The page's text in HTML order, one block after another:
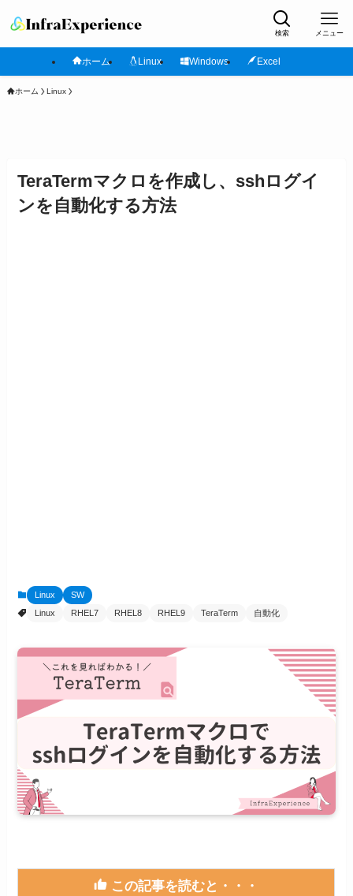
検索 メニュー
ホーム Linux Windows Excel
ホーム Linux
TeraTermマクロを作成し、sshログイ
ンを自動化する方法
Linux
SW
Linux
RHEL7 RHEL8 RHEL9 TeraTerm 自動化
この記事を読むと・・・